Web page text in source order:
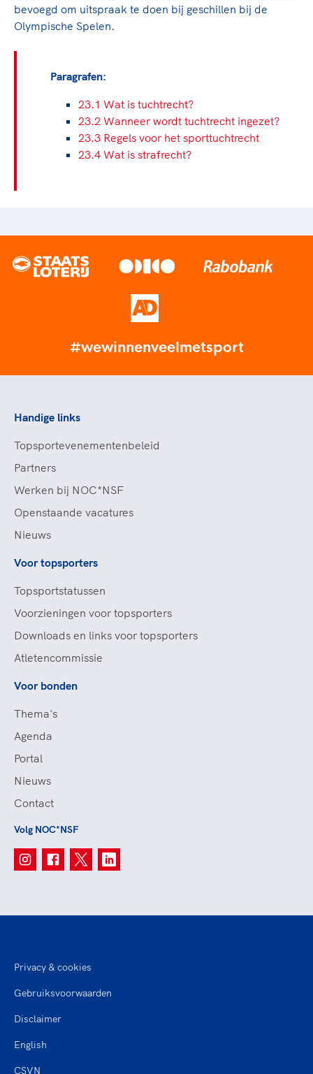
bevoegd om uitspraak te doen bij geschillen bij de
Olympische Spelen.
Paragrafen:
23.1 Wat is tuchtrecht?
23.2 Wanneer wordt tuchtrecht ingezet?
23.3 Regels voor het sporttuchtrecht
23.4 Wat is strafrecht?
#wewinnenveelmetsport
Handige links
Topsportevenementenbeleid
Partners
Werken bij NOC*NSF
Openstaande vacatures
Nieuws
Voor topsporters
Topsportstatussen
Voorzieningen voor topsporters
Downloads en links voor topsporters
Atletencommissie
Voor bonden
Thema's
Agenda
Portal
Nieuws
Contact
Volg NOC*NSF
Privacy & cookies
Gebruiksvoorwaarden
Disclaimer
English
CSVN